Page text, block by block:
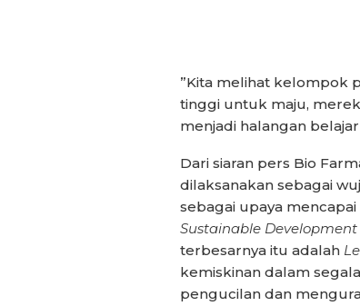
”Kita melihat kelompok
tinggi untuk maju,
menjadi halangan
Dari siaran pers Bio
dilaksanakan sebagai
sebagai upaya
Sustainable Development
terbesarnya itu adalah
kemiskinan dalam
pengucilan dan